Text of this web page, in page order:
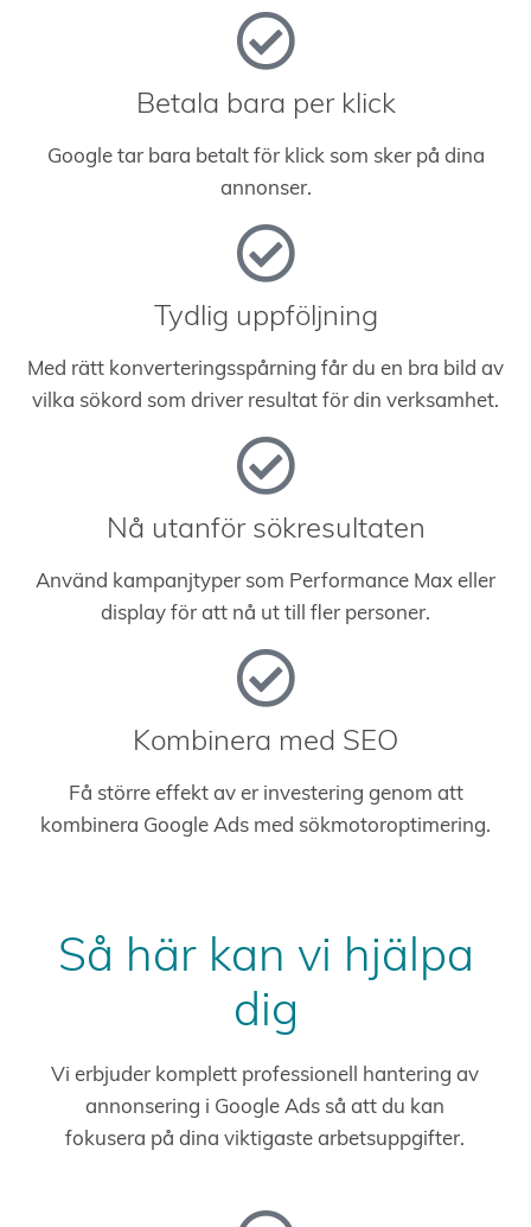
Betala bara per klick
Google tar bara betalt för klick som sker på dina
annonser.
Tydlig uppföljning
Med rätt konverteringsspårning får du en bra bild av
vilka sökord som driver resultat för din verksamhet.
Nå utanför sökresultaten
Använd kampanjtyper som Performance Max eller
display för att nå ut till fler personer.
Kombinera med SEO
Få större effekt av er investering genom att
kombinera Google Ads med sökmotoroptimering.
Så här kan vi hjälpa
dig
Vi erbjuder komplett professionell hantering av
annonsering i Google Ads så att du kan
fokusera på dina viktigaste arbetsuppgifter.